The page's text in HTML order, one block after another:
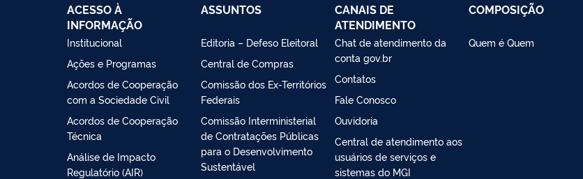
ACESSO À
INFORMAÇÃO
Institucional
Ações e Programas
Acordos de Cooperação
com a Sociedade Civil
Acordos de Cooperação
Técnica
Análise de Impacto
Regulatório (AIR)
ASSUNTOS
Editoria – Defeso Eleitoral
Central de Compras
Comissão dos Ex-Territórios
Federais
Comissão Interministerial
de Contratações Públicas
para o Desenvolvimento
Sustentável
CANAIS DE
ATENDIMENTO
Chat de atendimento da
conta gov.br
Contatos
Fale Conosco
Ouvidoria
Central de atendimento aos
usuários de serviços e
sistemas do MGI
COMPOSIÇÃO
Quem é Quem